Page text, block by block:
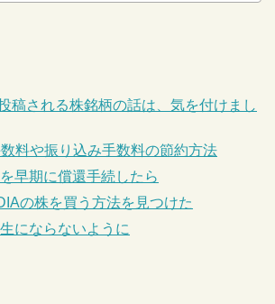
稿される株銘柄の話は、気を付けまし
料や振り込み手数料の節約方法
早期に償還手続したら
の株を買う方法を見つけた
にならないように